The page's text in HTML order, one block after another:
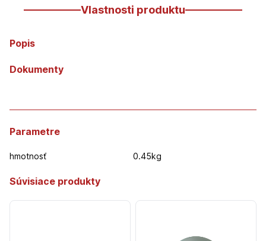
Vlastnosti produktu
Popis
Dokumenty
Parametre
hmotnosť 0.45kg
Súvisiace produkty